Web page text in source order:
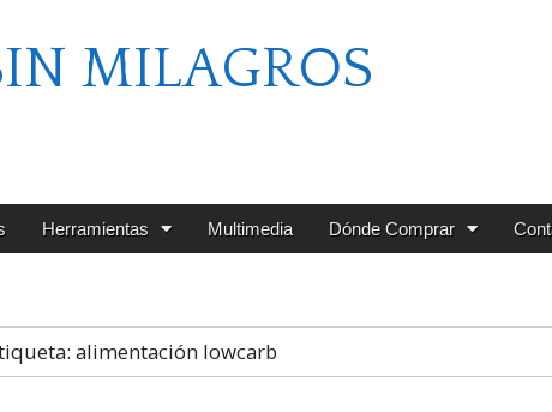
MILAGROS
Herramientas Multimedia Dónde Comprar
alimentación lowcarb